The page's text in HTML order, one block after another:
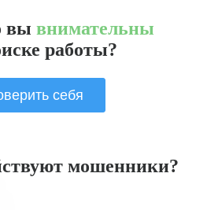
вы внимательны
работы?
себя
мошенники?